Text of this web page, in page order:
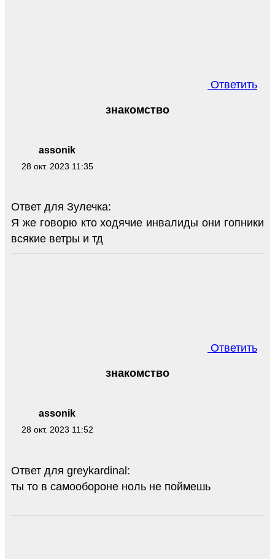
Ответить
assonik
28 окт. 2023 11:35
знакомство
Ответ для Зулечка:
Я же говорю кто ходячие инвалиды они гопники
всякие ветры и тд
Ответить
assonik
28 окт. 2023 11:52
знакомство
Ответ для greykardinal:
ты то в самообороне ноль не поймешь